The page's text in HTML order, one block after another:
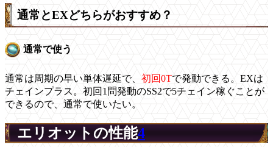
通常とEXどちらがおすすめ？
通常で使う
通常は周期の早い単体遅延で、 初回0Tで発動できる。EXは
チェインプラス。初回1問発動のSS2で5チェイン稼ぐことが
できるので、通常で使いたい。
エリオットの性能4